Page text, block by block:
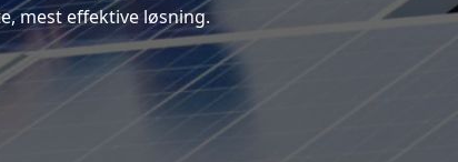
mest effektive løsning.